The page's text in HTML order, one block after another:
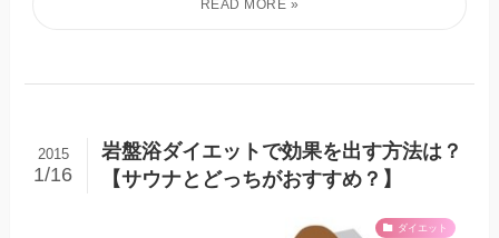
岩盤浴ダイエットで効果を出す方法は？
【サウナとどっちがおすすめ？】
2015
1/16
ダイエット